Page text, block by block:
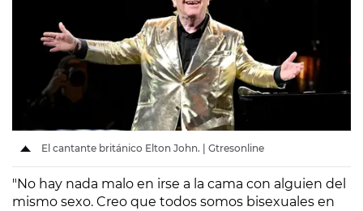
El cantante británico Elton John. | Gtresonline
"No hay nada malo en irse a la cama con alguien del
mismo sexo. Creo que todos somos bisexuales en